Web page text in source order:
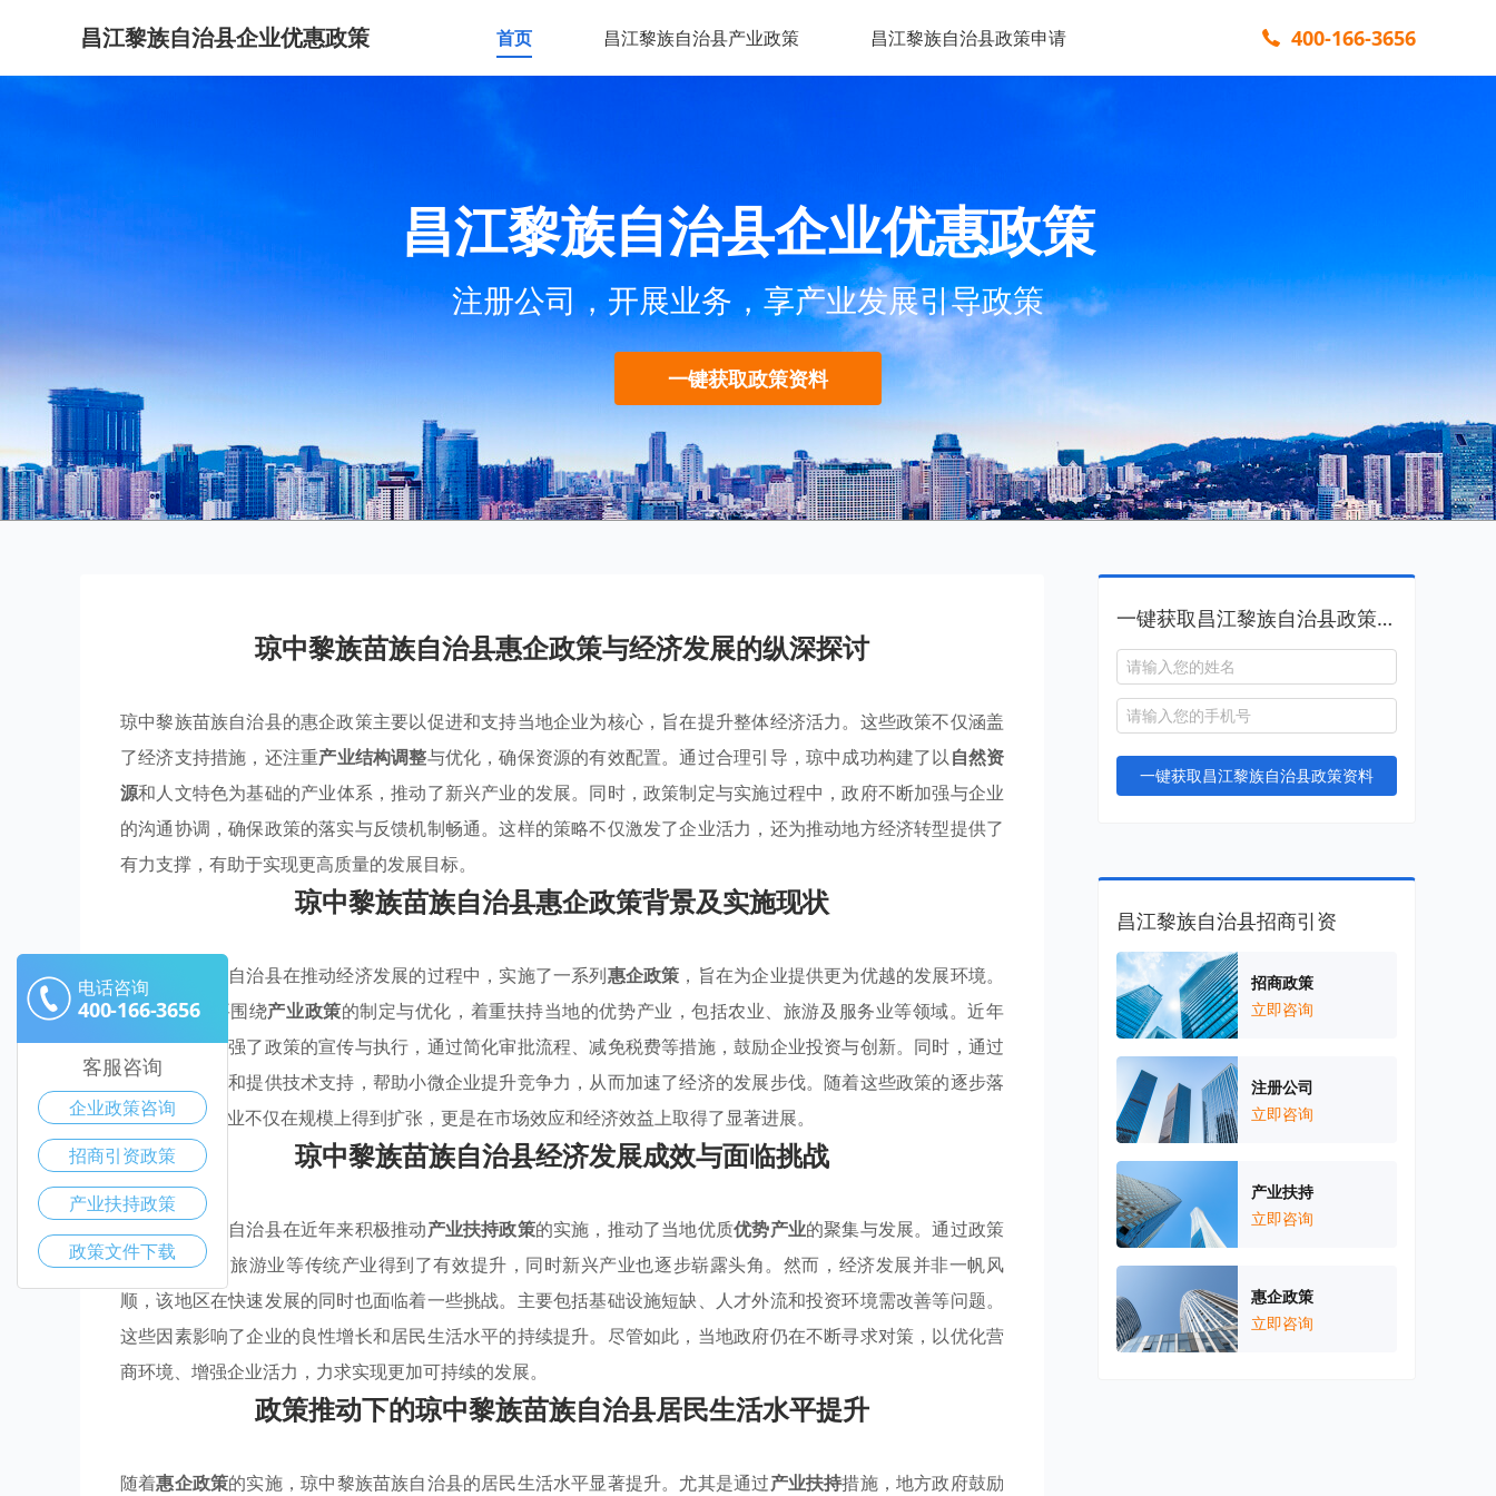
昌江黎族自治县企业优惠政策 首页 昌江黎族自治县产业政策 昌江黎族自治县政策申请 400-166-3656
昌江黎族自治县企业优惠政策
注册公司，开展业务，享产业发展引导政策
一键获取政策资料
琼中黎族苗族自治县惠企政策与经济发展的纵深探讨
琼中黎族苗族自治县的惠企政策主要以促进和支持当地企业为核心，旨在提升整体经济活力。这些政策不仅涵盖
了经济支持措施，还注重产业结构调整与优化，确保资源的有效配置。通过合理引导，琼中成功构建了以自然资
源和人文特色为基础的产业体系，推动了新兴产业的发展。同时，政策制定与实施过程中，政府不断加强与企业
的沟通协调，确保政策的落实与反馈机制畅通。这样的策略不仅激发了企业活力，还为推动地方经济转型提供了
有力支撑，有助于实现更高质量的发展目标。
琼中黎族苗族自治县惠企政策背景及实施现状
琼中黎族苗族自治县在推动经济发展的过程中，实施了一系列惠企政策 ，旨在为企业提供更为优越的发展环境。
这些政策主要围绕产业政策的制定与优化，着重扶持当地的优势产业，包括农业、旅游及服务业等领域。近年
来，县政府加强了政策的宣传与执行，通过简化审批流程、减免税费等措施，鼓励企业投资与创新。同时，通过
设立创业基金和提供技术支持，帮助小微企业提升竞争力，从而加速了经济的发展步伐。随着这些政策的逐步落
实，琼中的企业不仅在规模上得到扩张，更是在市场效应和经济效益上取得了显著进展。
琼中黎族苗族自治县经济发展成效与面临挑战
琼中黎族苗族自治县在近年来积极推动产业扶持政策的实施，推动了当地优质优势产业的聚集与发展。通过政策
引导，农业、旅游业等传统产业得到了有效提升，同时新兴产业也逐步崭露头角。然而，经济发展并非一帆风
顺，该地区在快速发展的同时也面临着一些挑战。主要包括基础设施短缺、人才外流和投资环境需改善等问题。
这些因素影响了企业的良性增长和居民生活水平的持续提升。尽管如此，当地政府仍在不断寻求对策，以优化营
商环境、增强企业活力，力求实现更加可持续的发展。
政策推动下的琼中黎族苗族自治县居民生活水平提升
随着惠企政策的实施，琼中黎族苗族自治县的居民生活水平显著提升。尤其是通过产业扶持措施，地方政府鼓励
一键获取昌江黎族自治县政策资料
一键获取昌江黎族自治县政策资料
昌江黎族自治县招商引资
招商政策
立即咨询
注册公司
立即咨询
产业扶持
立即咨询
惠企政策
立即咨询
电话咨询
400-166-3656
客服咨询
企业政策咨询
招商引资政策
产业扶持政策
政策文件下载